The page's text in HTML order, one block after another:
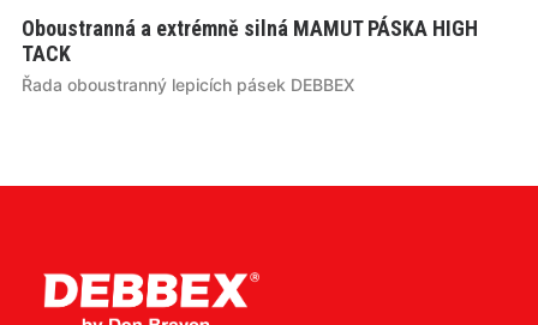
Oboustranná a extrémně silná MAMUT PÁSKA HIGH
TACK
Řada oboustranný lepicích pásek DEBBEX